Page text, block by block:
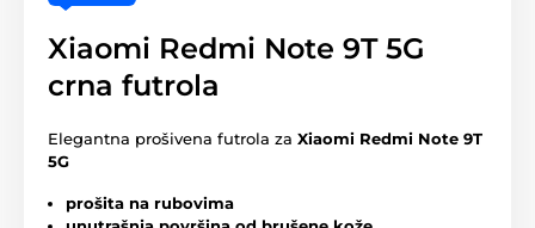
Xiaomi Redmi Note 9T 5G
crna futrola
Elegantna prošivena futrola za Xiaomi Redmi Note 9T
5G
prošita na rubovima